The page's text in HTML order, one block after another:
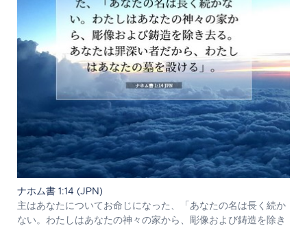
ナホム書 1:14 (JPN)
主はあなたについてお命じになった、「あなたの名は長く続か
ない。わたしはあなたの神々の家から、彫像および鋳造を除き